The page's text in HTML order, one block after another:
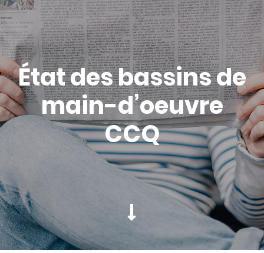
État des bassins de
main-d’oeuvre
CCQ